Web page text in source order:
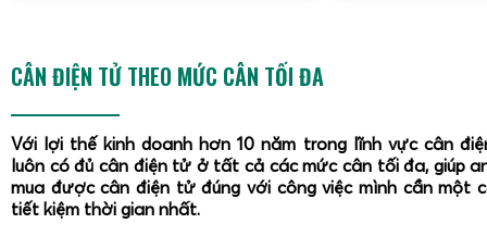
vựa kiểm soát chính xác trọng lượng từng trái, tránh thất
Cân sầu riêng tách múi, cân khay trong khu sơ chế
Ở các cơ sở sơ chế, sầu riêng được tách múi, đóng khay,
đông.Cân sầu riêng tách múi yêu cầu độ chính xác cao
đúng trọng lượng tiêu chuẩn, tránh thiếu hụt hoặc dư thừa
CÂN ĐIỆN TỬ THEO MỨC CÂN TỐI ĐA
Với lợi thế kinh doanh hơn 10 năm trong lĩnh vực cân
luôn có đủ cân điện tử ở tất cả các mức cân tối đa, giúp
mua được cân điện tử đúng với công việc mình cần một
tiết kiệm thời gian nhất.